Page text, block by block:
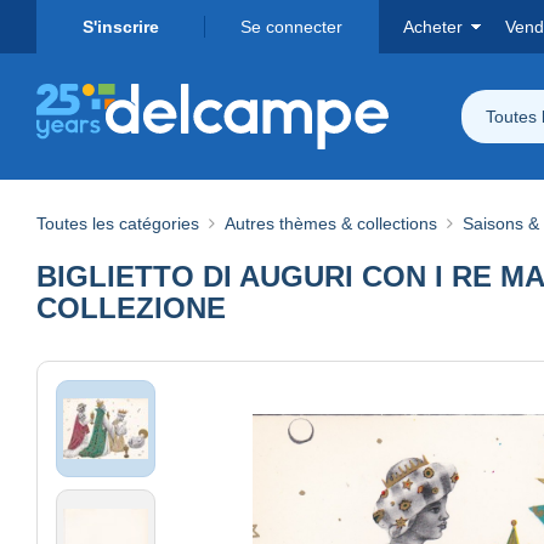
S'inscrire Se connecter Acheter
Toutes
Toutes les catégories Autres thèmes & collections Saisons &
BIGLIETTO DI AUGURI CON I RE
COLLEZIONE